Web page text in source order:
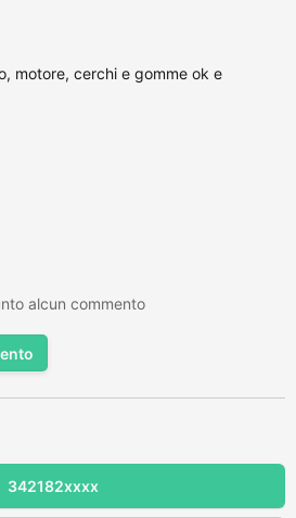
motore, cerchi e gomme ok e
alcun commento
342182xxxx